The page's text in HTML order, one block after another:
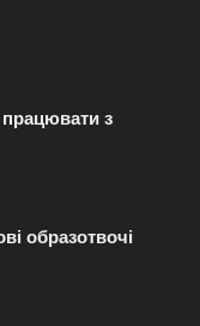
з
образотвочі